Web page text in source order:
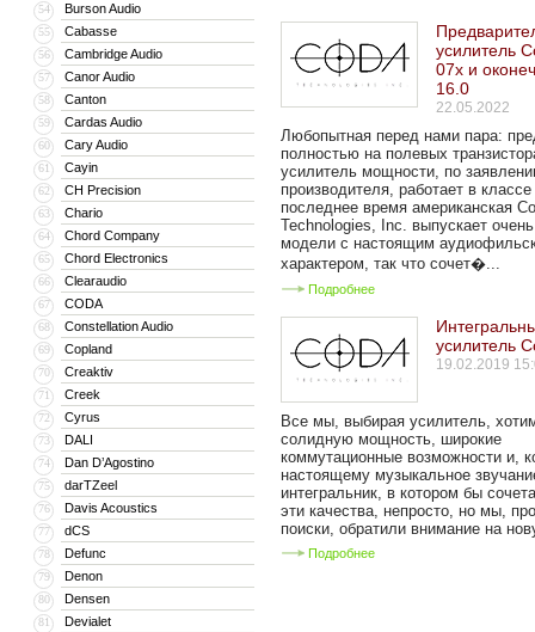
54 Burson Audio
55 Cabasse
56 Cambridge Audio
57 Canor Audio
58 Canton
59 Cardas Audio
60 Cary Audio
61 Cayin
62 CH Precision
63 Chario
64 Chord Company
65 Chord Electronics
66 Clearaudio
67 CODA
68 Constellation Audio
69 Copland
70 Creaktiv
71 Creek
72 Cyrus
73 DALI
74 Dan D’Agostino
75 darTZeel
76 Davis Acoustics
77 dCS
78 Defunc
79 Denon
80 Densen
81 Devialet
усилитель
07x и
16.0
22.05.2022
Любопытная перед нами пара:
полностью на полевых
усилитель мощности, по
производителя, работает в
последнее время американская
Technologies, Inc. выпускает
модели с настоящим
характером, так что сочет�...
Подробнее
усилитель
19.02.2019
Все мы, выбирая усилитель,
солидную мощность, широкие
коммутационные возможности и,
настоящему музыкальное
интегральник, в котором бы
эти качества, непросто, но мы,
поиски, обратили внимание на
Подробнее